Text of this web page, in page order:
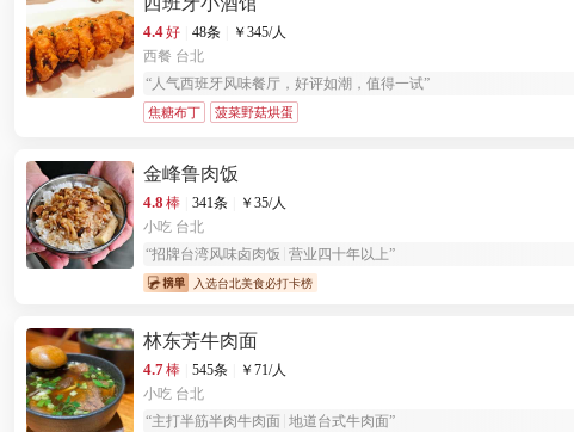
4.4好 48条 ￥ 345/人
西餐 台北
“人气西班牙风味餐厅，好评如潮，值得一试”
焦糖布丁 菠菜野菇烘蛋
金峰鲁肉饭
4.8 棒 341条 ￥ 35/人
小吃 台北
“招牌台湾风味卤肉饭 营业四十年以上”
入选台北美食必打卡榜
林东芳牛肉面
4.7棒 545条 ￥ 71/人
小吃 台北
“主打半筋半肉牛肉面 地道台式牛肉面”